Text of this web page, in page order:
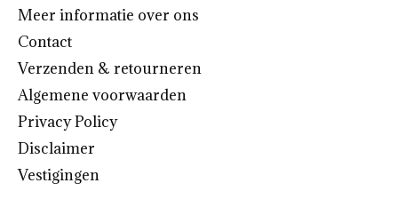
Meer informatie over ons
Contact
Verzenden & retourneren
Algemene voorwaarden
Privacy Policy
Disclaimer
Vestigingen